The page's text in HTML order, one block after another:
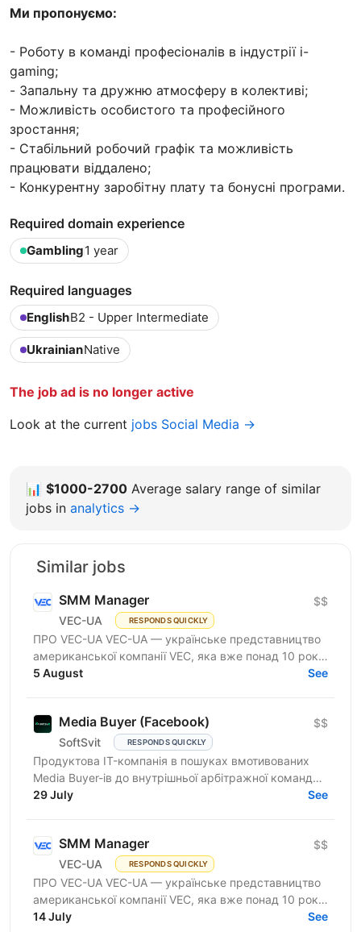
Ми пропонуємо:
- Роботу в команді професіоналів в індустрії i-
gaming;
- Запальну та дружню атмосферу в колективі;
- Можливість особистого та професійного
зростання;
- Стабільний робочий графік та можливість
працювати віддалено;
- Конкурентну заробітну плату та бонусні програми.
Required domain experience
Gambling1 year
Required languages
EnglishB2 - Upper Intermediate
UkrainianNative
The job ad is no longer active
Look at the current jobs Social Media →
📊 $1000-2700 Average salary range of similar
jobs in analytics →
Similar jobs
SMM Manager
VEC-UA RESPONDS QUICKLY
$$
ПРО VEC-UA VEC-UA — українське представництво
американської компанії VEC, яка вже понад 10 років
трансформує будівельну галузь за допомогою BIM
5 August See
Media Buyer (Facebook)
SoftSvit RESPONDS QUICKLY
$$
Продуктова IT-компанія в пошуках вмотивованих
Media Buyer-ів до внутрішньої арбітражної команди.
Розглядаємо спеціалістів із досвідом самостійних
29 July See
SMM Manager
VEC-UA RESPONDS QUICKLY
$$
ПРО VEC-UA VEC-UA — українське представництво
американської компанії VEC, яка вже понад 10 років
трансформує будівельну галузь за допомогою BIM
14 July See